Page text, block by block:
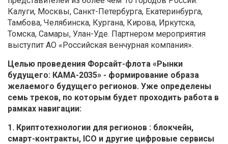
Калуги, Москвы, Санкт-Петербурга, Екатеринбурга,
Тамбова, Челябинска, Кургана, Кирова, Иркутска,
Томска, Самары, Улан-Уде. Партнером мероприятия
выступит АО «Российская венчурная компания».
Целью проведения Форсайт-флота «Рынки
будущего: КАМА-2035» - формирование образа
желаемого будущего регионов. Уже определены
семь треков, по которым будет проходить работа в
рамках навигации:
1. Криптотехнологии для регионов : блокчейн,
смарт-контракты, ICO и другие цифровые сервисы